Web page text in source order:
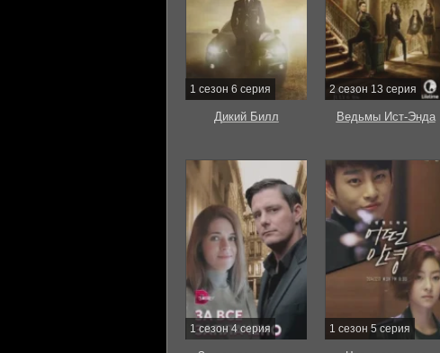
1 сезон 6 серия
Дикий Билл
2 сезон 13 серия
Ведьмы Ист-Энда
1 сезон 4 серия 1 сезон 5 серия